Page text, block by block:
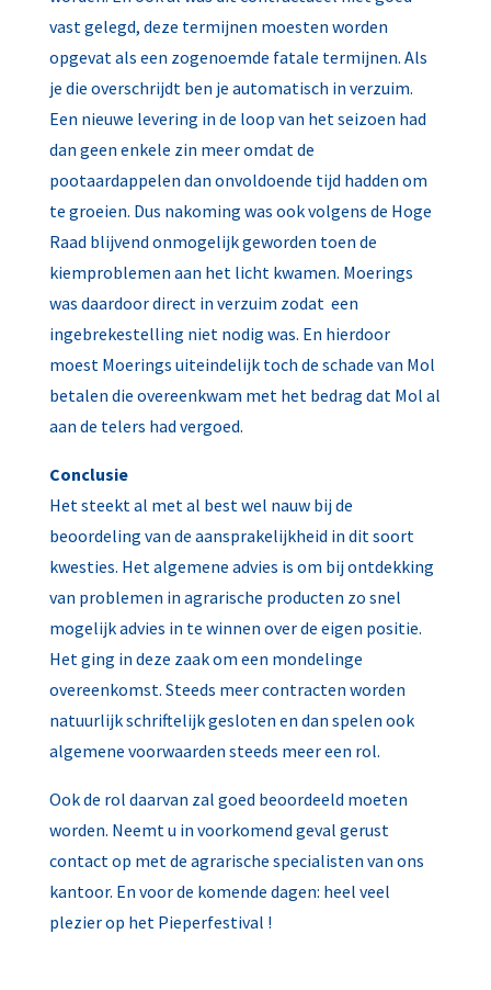
vast gelegd, deze termijnen moesten worden
opgevat als een zogenoemde fatale termijnen. Als
je die overschrijdt ben je automatisch in verzuim.
Een nieuwe levering in de loop van het seizoen had
dan geen enkele zin meer omdat de
pootaardappelen dan onvoldoende tijd hadden om
te groeien. Dus nakoming was ook volgens de Hoge
Raad blijvend onmogelijk geworden toen de
kiemproblemen aan het licht kwamen. Moerings
was daardoor direct in verzuim zodat een
ingebrekestelling niet nodig was. En hierdoor
moest Moerings uiteindelijk toch de schade van Mol
betalen die overeenkwam met het bedrag dat Mol al
aan de telers had vergoed.
Conclusie
Het steekt al met al best wel nauw bij de
beoordeling van de aansprakelijkheid in dit soort
kwesties. Het algemene advies is om bij ontdekking
van problemen in agrarische producten zo snel
mogelijk advies in te winnen over de eigen positie.
Het ging in deze zaak om een mondelinge
overeenkomst. Steeds meer contracten worden
natuurlijk schriftelijk gesloten en dan spelen ook
algemene voorwaarden steeds meer een rol.
Ook de rol daarvan zal goed beoordeeld moeten
worden. Neemt u in voorkomend geval gerust
contact op met de agrarische specialisten van ons
kantoor. En voor de komende dagen: heel veel
plezier op het Pieperfestival !